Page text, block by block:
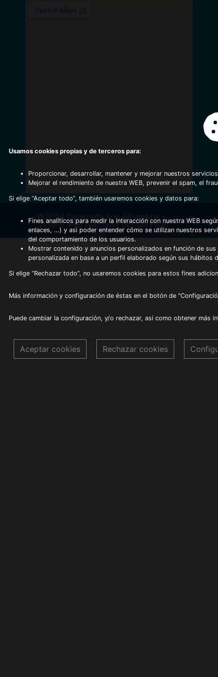
©2024 Copyright Frio Alhambra
Diseño web realizado por Servynet
Usamos cookies propias y de terceros para:
Proporcionar, desarrollar, mantener y mejorar nuestros
Mejorar el rendimiento de nuestra WEB, prevenir el spam, el
Si elige “Aceptar todo”, también usaremos cookies y datos para:
Fines analíticos para medir la interacción con nuestra WEB
enlaces, …) y asi poder entender cómo se utilizan nuestros
del comportamiento de los usuarios.
Mostrar contenido y anuncios personalizados en función de
personalizada en base a un perfil elaborado según sus hábitos
Si elige “Rechazar todo”, no usaremos cookies para estos fines
Más información y configuración de éstas en el botón de
Puede cambiar la configuración, y/o rechazar, asi como obtener más
Aceptar cookies Rechazar cookies